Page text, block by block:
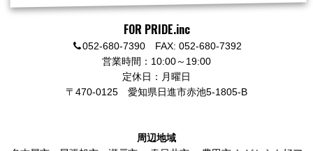
FOR PRIDE.inc
052-680-7390 FAX: 052-680-7392
営業時間：10:00～19:00
定休日：月曜日
〒470-0125 愛知県日進市赤池5-1805-B
周辺地域